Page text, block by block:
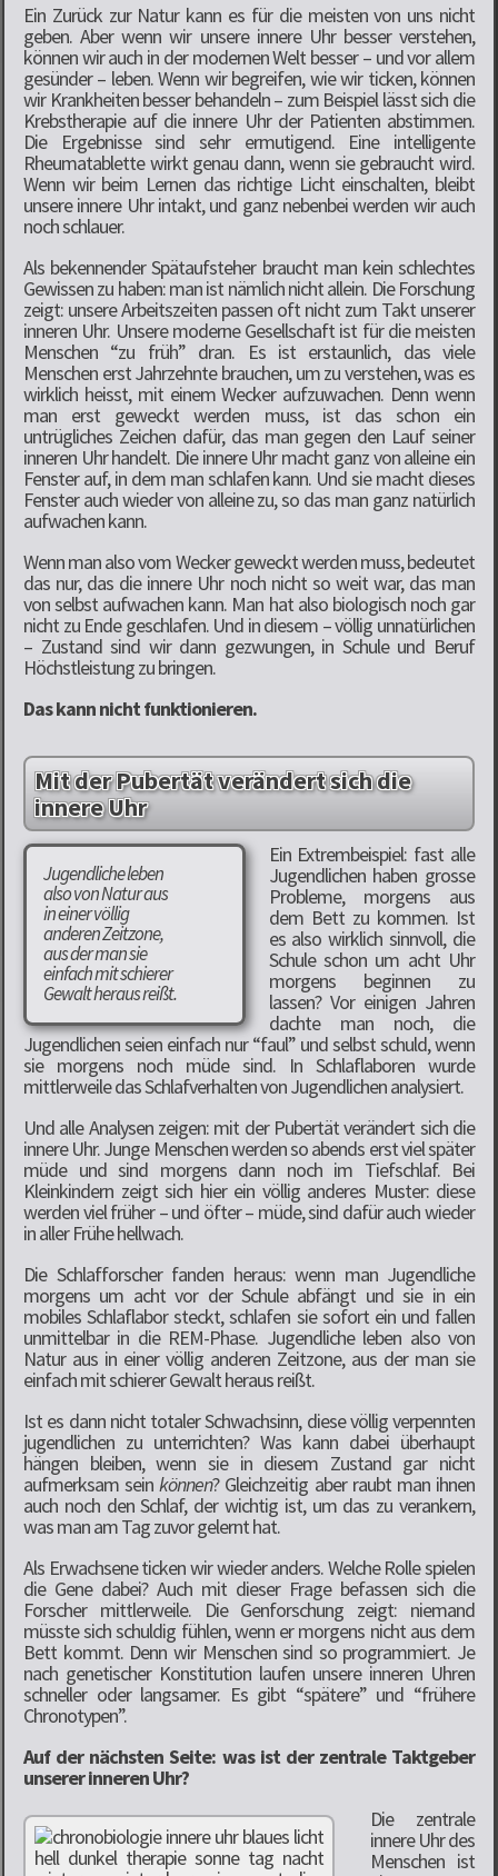
Ein Zurück zur Natur kann es für die meisten von uns nicht
geben. Aber wenn wir unsere innere Uhr besser verstehen,
können wir auch in der modernen Welt besser – und vor allem
gesünder – leben. Wenn wir begreifen, wie wir ticken, können
wir Krankheiten besser behandeln – zum Beispiel lässt sich die
Krebstherapie auf die innere Uhr der Patienten abstimmen.
Die Ergebnisse sind sehr ermutigend. Eine intelligente
Rheumatablette wirkt genau dann, wenn sie gebraucht wird.
Wenn wir beim Lernen das richtige Licht einschalten, bleibt
unsere innere Uhr intakt, und ganz nebenbei werden wir auch
noch schlauer.
Als bekennender Spätaufsteher braucht man kein schlechtes
Gewissen zu haben: man ist nämlich nicht allein. Die Forschung
zeigt: unsere Arbeitszeiten passen oft nicht zum Takt unserer
inneren Uhr. Unsere moderne Gesellschaft ist für die meisten
Menschen “zu früh” dran. Es ist erstaunlich, das viele
Menschen erst Jahrzehnte brauchen, um zu verstehen, was es
wirklich heisst, mit einem Wecker aufzuwachen. Denn wenn
man erst geweckt werden muss, ist das schon ein
untrügliches Zeichen dafür, das man gegen den Lauf seiner
inneren Uhr handelt. Die innere Uhr macht ganz von alleine ein
Fenster auf, in dem man schlafen kann. Und sie macht dieses
Fenster auch wieder von alleine zu, so das man ganz natürlich
aufwachen kann.
Wenn man also vom Wecker geweckt werden muss, bedeutet
das nur, das die innere Uhr noch nicht so weit war, das man
von selbst aufwachen kann. Man hat also biologisch noch gar
nicht zu Ende geschlafen. Und in diesem – völlig unnatürlichen
– Zustand sind wir dann gezwungen, in Schule und Beruf
Höchstleistung zu bringen.
Das kann nicht funktionieren.
Mit der Pubertät verändert sich die
innere Uhr
Jugendliche leben
also von Natur aus
in einer völlig
anderen Zeitzone,
aus der man sie
einfach mit schierer
Gewalt heraus reißt.
Ein Extrembeispiel: fast alle
Jugendlichen haben grosse
Probleme, morgens aus
dem Bett zu kommen. Ist
es also wirklich sinnvoll, die
Schule schon um acht Uhr
morgens beginnen zu
lassen? Vor einigen Jahren
dachte man noch, die
Jugendlichen seien einfach nur “faul” und selbst schuld, wenn
sie morgens noch müde sind. In Schlaflaboren wurde
mittlerweile das Schlafverhalten von Jugendlichen analysiert.
Und alle Analysen zeigen: mit der Pubertät verändert sich die
innere Uhr. Junge Menschen werden so abends erst viel später
müde und sind morgens dann noch im Tiefschlaf. Bei
Kleinkindern zeigt sich hier ein völlig anderes Muster: diese
werden viel früher – und öfter – müde, sind dafür auch wieder
in aller Frühe hellwach.
Die Schlafforscher fanden heraus: wenn man Jugendliche
morgens um acht vor der Schule abfängt und sie in ein
mobiles Schlaflabor steckt, schlafen sie sofort ein und fallen
unmittelbar in die REM-Phase. Jugendliche leben also von
Natur aus in einer völlig anderen Zeitzone, aus der man sie
einfach mit schierer Gewalt heraus reißt.
Ist es dann nicht totaler Schwachsinn, diese völlig verpennten
jugendlichen zu unterrichten? Was kann dabei überhaupt
hängen bleiben, wenn sie in diesem Zustand gar nicht
aufmerksam seinkönnen? Gleichzeitig aber raubt man ihnen
auch noch den Schlaf, der wichtig ist, um das zu verankern,
was man am Tag zuvor gelernt hat.
Als Erwachsene ticken wir wieder anders. Welche Rolle spielen
die Gene dabei? Auch mit dieser Frage befassen sich die
Forscher mittlerweile. Die Genforschung zeigt: niemand
müsste sich schuldig fühlen, wenn er morgens nicht aus dem
Bett kommt. Denn wir Menschen sind so programmiert. Je
nach genetischer Konstitution laufen unsere inneren Uhren
schneller oder langsamer. Es gibt “spätere” und “frühere
Chronotypen”.
Auf der nächsten Seite: was ist der zentrale Taktgeber
unserer inneren Uhr?
Die zentrale
innere Uhr des
Menschen ist